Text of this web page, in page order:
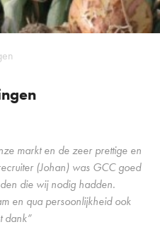
markt en de zeer prettige en
(Johan) was GCC goed
die wij nodig hadden.
en qua persoonlijkheid ook
dank”